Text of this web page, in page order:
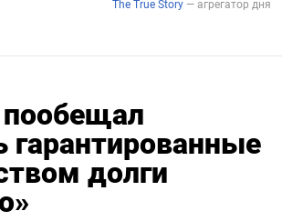
гарантированные
долги